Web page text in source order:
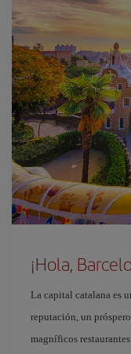
¡Hola,
La capital catalana es
reputación, un
magníficos